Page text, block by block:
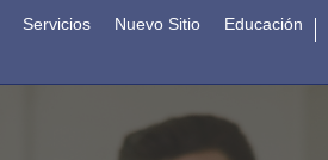
Servicios Nuevo Sitio Educación